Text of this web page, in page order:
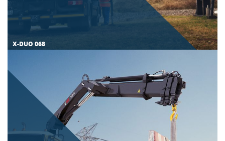
X-DUO 068